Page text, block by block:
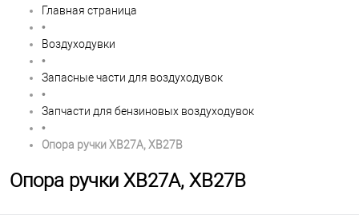
Главная страница
•
Воздуходувки
•
Запасные части для воздуходувок
•
Запчасти для бензиновых воздуходувок
•
Опора ручки XB27A, XB27B
Опора ручки XB27A, XB27B